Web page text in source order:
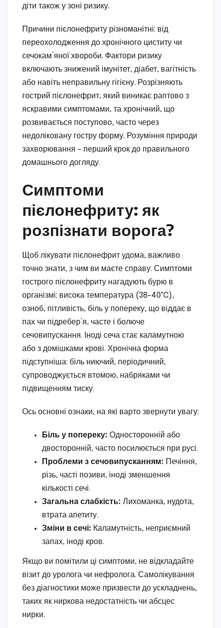
діти також у зоні ризику.
Причини пієлонефриту різноманітні: від
переохолодження до хронічного циститу чи
сечокам’яної хвороби. Фактори ризику
включають знижений імунітет, діабет, вагітність
або навіть неправильну гігієну. Розрізняють
гострий пієлонефрит, який виникає раптово з
яскравими симптомами, та хронічний, що
розвивається поступово, часто через
недоліковану гостру форму. Розуміння природи
захворювання – перший крок до правильного
домашнього догляду.
Симптоми
пієлонефриту: як
розпізнати ворога?
Щоб лікувати пієлонефрит удома, важливо
точно знати, з чим ви маєте справу. Симптоми
гострого пієлонефриту нагадують бурю в
організмі: висока температура (38–40°C),
озноб, пітливість, біль у попереку, що віддає в
пах чи підребер’я, часте і болюче
сечовипускання. Іноді сеча стає каламутною
або з домішками крові. Хронічна форма
підступніша: біль ниючий, періодичний,
супроводжується втомою, набряками чи
підвищенням тиску.
Ось основні ознаки, на які варто звернути увагу:
Біль у попереку: Односторонній або
двосторонній, часто посилюється при русі.
Проблеми з сечовипусканням: Печіння,
різь, часті позиви, іноді зменшення
кількості сечі.
Загальна слабкість: Лихоманка, нудота,
втрата апетиту.
Зміни в сечі: Каламутність, неприємний
запах, іноді кров.
Якщо ви помітили ці симптоми, не відкладайте
візит до уролога чи нефролога. Самолікування
без діагностики може призвести до ускладнень,
таких як ниркова недостатність чи абсцес
нирки.